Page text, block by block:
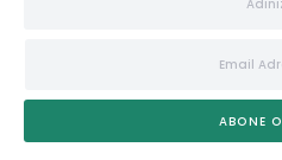
ABONE